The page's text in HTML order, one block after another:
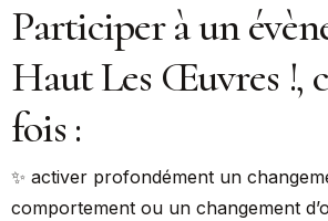
Participer à un
Haut Les Œuvres !,
fois :
✨ activer profondément un
comportement ou un changement